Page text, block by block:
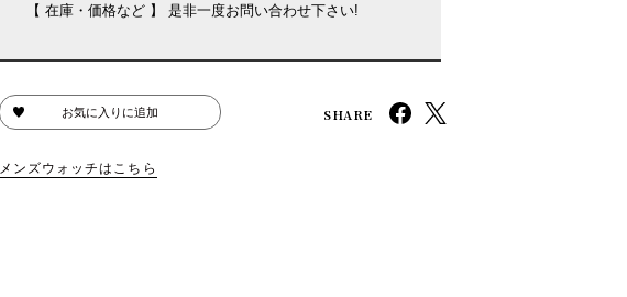
【 在庫・価格など 】 是非一度お問い合わせ下さい!
お気に入りに追加 SHARE
メンズウォッチはこちら